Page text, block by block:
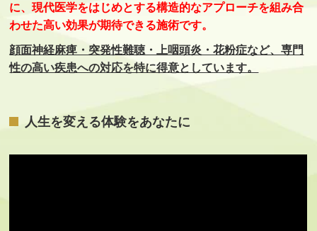
に、現代医学をはじめとする構造的なアプローチを組み合
わせた高い効果が期待できる施術です。
顔面神経麻痺・突発性難聴・上咽頭炎・花粉症など、専門
性の高い疾患への対応を特に得意としています。
人生を変える体験をあなたに